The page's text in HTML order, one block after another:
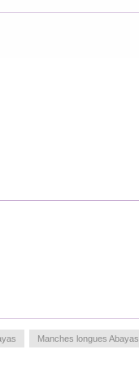
Manches longues Abayas